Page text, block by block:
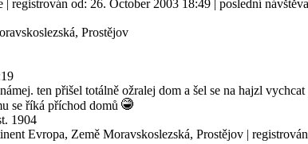
| registrován od: 26. October 2003 18:49 | poslední
Prostějov
ten přišel totálně ožralej dom a šel se na hajzl
se říká příchod domů
1904
Evropa, Země Moravskoslezská, Prostějov |